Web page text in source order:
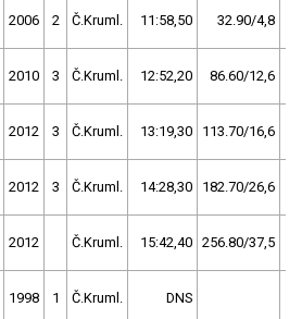
2006 2 Č.Kruml. 11:58,50 32.90/4,8
2010 3 Č.Kruml. 12:52,20 86.60/12,6
2012 3 Č.Kruml. 13:19,30 113.70/16,6
2012 3 Č.Kruml. 14:28,30 182.70/26,6
2012 Č.Kruml. 15:42,40 256.80/37,5
1998 1 Č.Kruml. DNS